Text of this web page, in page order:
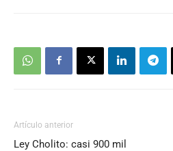
Artículo anterior
Ley Cholito: casi 900 mil